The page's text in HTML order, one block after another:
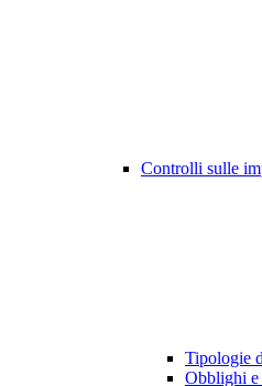
Controlli sulle
Tipologie
Obblighi e